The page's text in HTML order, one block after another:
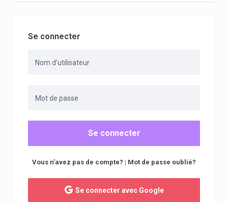
Se connecter
Se connecter
Vous n’avez pas de compte? | Mot de passe oublié?
Se connecter avec Google